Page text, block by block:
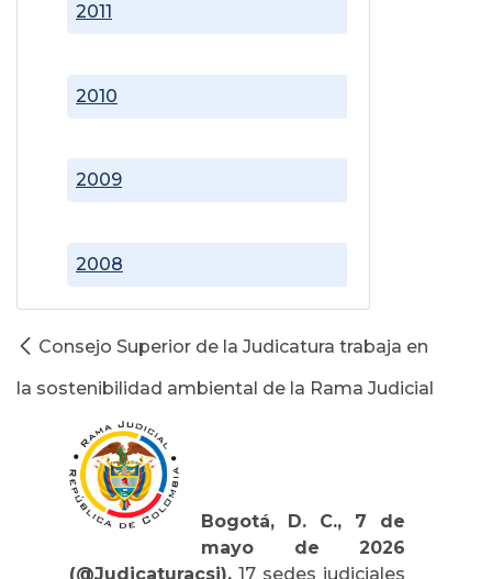
2008
2009
2010
2011
Consejo Superior de la Judicatura trabaja en
la sostenibilidad ambiental de la Rama Judicial
Bogotá, D. C., 7 de
mayo de 2026
(@Judicaturacsj). 17 sedes judiciales